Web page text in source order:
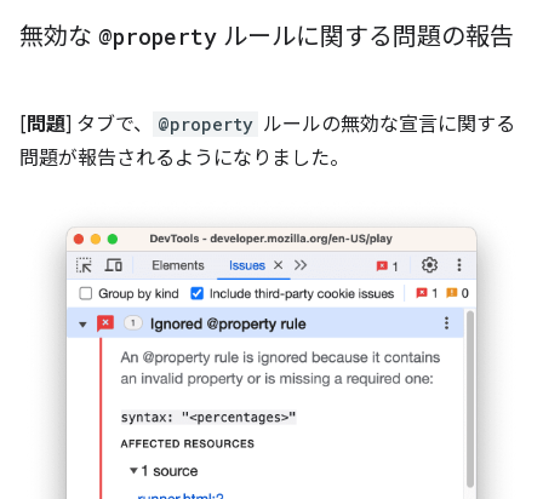
無効な @property ルールに関する問題の報告
[ 問題] タブで、 @property ルールの無効な宣言に関する
問題が報告されるようになりました。